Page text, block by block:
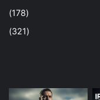
(178)
(321)